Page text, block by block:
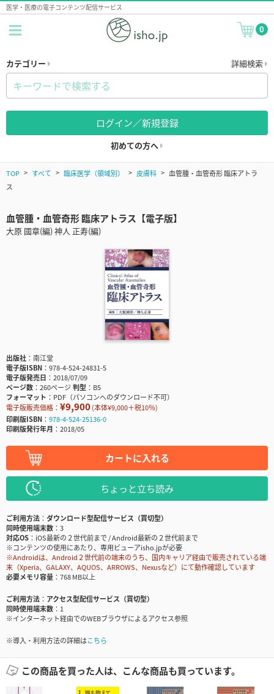
医学・医療の電子コンテンツ配信サービス
0
カテゴリー 詳細検索
ログイン／新規登録
初めての方へ
TOP すべて 臨床医学（領域別） 皮膚科
血管腫・血管奇形 臨床アトラ
ス
血管腫・血管奇形 臨床アトラス【電子版】
大原 國章(編) 神人 正寿(編)
出版社
南江堂
電子版ISBN
978-4-524-24831-5
電子版発売日
2018/07/09
ページ数
260ページ判型
B5
フォーマット
PDF（パソコンへのダウンロード不可）
電子版販売価格： ¥9,900(本体¥9,000＋税10％)
印刷版ISBN
978-4-524-25136-0
印刷版発行年月
2018/05
カートに入れる
ちょっと立ち読み
ご利用方法
ダウンロード型配信サービス（買切型）
同時使用端末数
3
対応OS
iOS最新の２世代前まで / Android最新の２世代前まで
※コンテンツの使用にあたり、専用ビューアisho.jpが必要
※Androidは、Android２世代前の端末のうち、国内キャリア経由で販売されている端
末（Xperia、GALAXY、AQUOS、ARROWS、Nexusなど）にて動作確認しています
必要メモリ容量
768 MB以上
ご利用方法
アクセス型配信サービス（買切型）
同時使用端末数
1
※インターネット経由でのWEBブラウザによるアクセス参照
※導入・利用方法の詳細はこちら
この商品を買った人は、こんな商品も買っています。